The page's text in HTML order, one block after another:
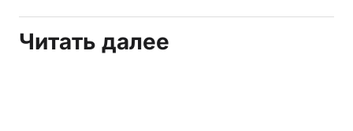
Читать далее